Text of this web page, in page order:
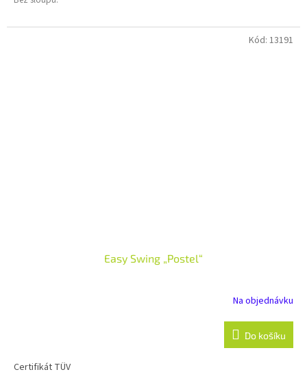
Easy Swing „Postel“
Na objednávku
Do košíku
Certifikát TÜV
Kód: 13191